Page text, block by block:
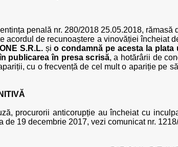
penală nr. 280/2018 25.05.2018,
acordul de recunoaștere a vinovăției încheiat
S.R.L.șio condamnă pe acesta la plata
publicarea în presa scrisă, a hotărârii de
cu o frecvență de cel mult o apariție pe
procurorii anticorupție au încheiat cu
de 19 decembrie 2017, vezi comunicat nr.